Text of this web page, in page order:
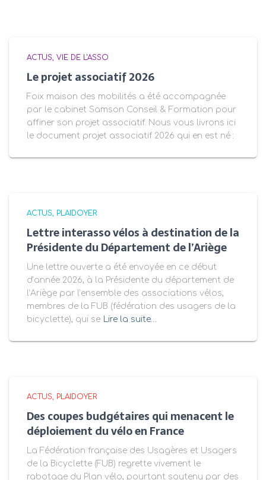
ACTUS VIE DE L'ASSO
Le projet associatif 2026
Foix maison des mobilités a été accompagnée
par le cabinet Samson Conseil & Formation pour
affiner son projet associatif. Nous vous livrons ici
le document projet associatif 2026 qui en est né :
ACTUS PLAIDOYER
Lettre interasso vélos à destination de la
Présidente du Département de l’Ariège
Une lettre ouverte a été envoyée en ce début
d’année 2026, à la Présidente du département de
l’Ariège par l’ensemble des associations vélos,
membres de la FUB (fédération des usagers de la
bicyclette), qui se Lire la suite…
ACTUS PLAIDOYER
Des coupes budgétaires qui menacent le
déploiement du vélo en France
La Fédération française des Usagères et Usagers
de la Bicyclette (FUB) regrette vivement le
rabotage du Plan vélo, pourtant soutenu par des